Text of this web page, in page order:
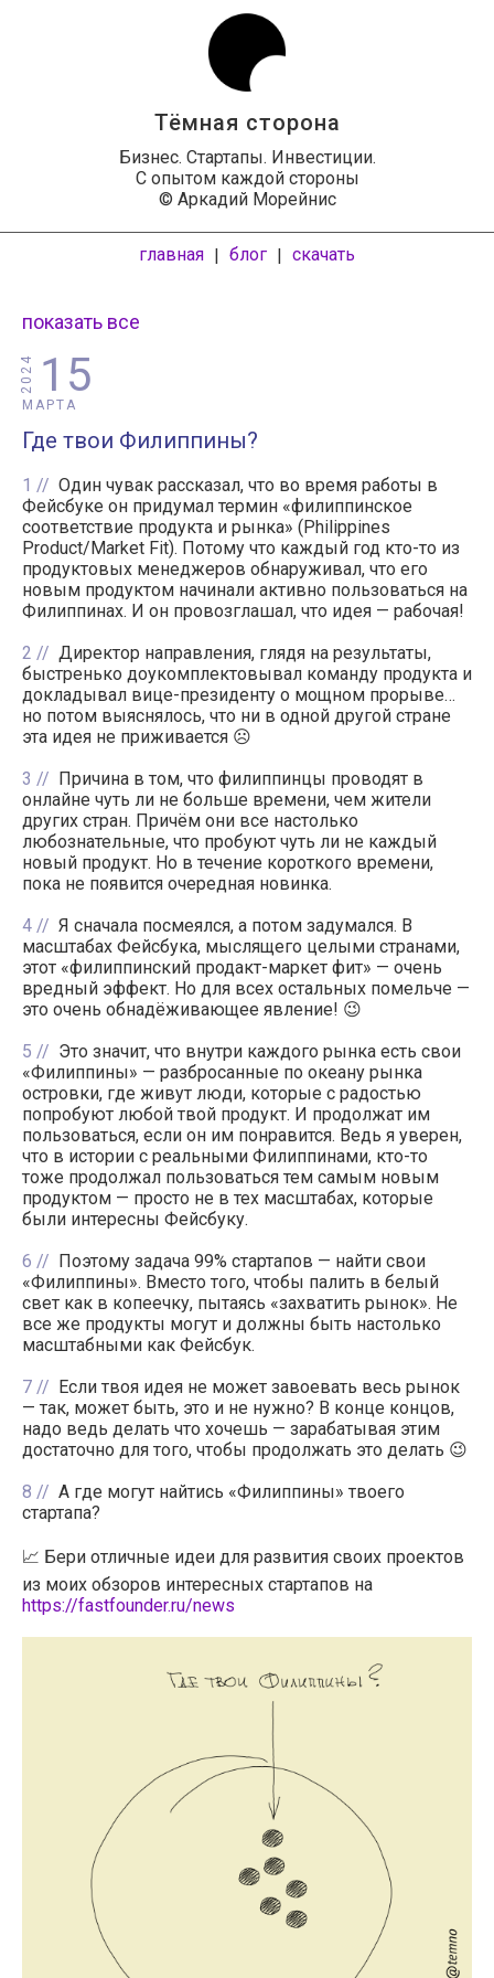
Тёмная сторона
Бизнес. Стартапы. Инвестиции.
С опытом каждой стороны
© Аркадий Морейнис
главная | блог | скачать
показать все
15
МАРТА
2024
Где твои Филиппины?
1
Один чувак рассказал, что во время работы в
Фейсбуке он придумал термин «филиппинское
соответствие продукта и рынка» (Philippines
Product/Market Fit). Потому что каждый год кто-то из
продуктовых менеджеров обнаруживал, что его
новым продуктом начинали активно пользоваться на
Филиппинах. И он провозглашал, что идея — рабочая!
2
Директор направления, глядя на результаты,
быстренько доукомплектовывал команду продукта и
докладывал вице-президенту о мощном прорыве…
но потом выяснялось, что ни в одной другой стране
эта идея не приживается ☹️
3
Причина в том, что филиппинцы проводят в
онлайне чуть ли не больше времени, чем жители
других стран. Причём они все настолько
любознательные, что пробуют чуть ли не каждый
новый продукт. Но в течение короткого времени,
пока не появится очередная новинка.
4
Я сначала посмеялся, а потом задумался. В
масштабах Фейсбука, мыслящего целыми странами,
этот «филиппинский продакт-маркет фит» — очень
вредный эффект. Но для всех остальных помельче —
это очень обнадёживающее явление! 😉
5
Это значит, что внутри каждого рынка есть свои
«Филиппины» — разбросанные по океану рынка
островки, где живут люди, которые с радостью
попробуют любой твой продукт. И продолжат им
пользоваться, если он им понравится. Ведь я уверен,
что в истории с реальными Филиппинами, кто-то
тоже продолжал пользоваться тем самым новым
продуктом — просто не в тех масштабах, которые
были интересны Фейсбуку.
6
Поэтому задача 99% стартапов — найти свои
«Филиппины». Вместо того, чтобы палить в белый
свет как в копеечку, пытаясь «захватить рынок». Не
все же продукты могут и должны быть настолько
масштабными как Фейсбук.
7
Если твоя идея не может завоевать весь рынок
— так, может быть, это и не нужно? В конце концов,
надо ведь делать что хочешь — зарабатывая этим
достаточно для того, чтобы продолжать это делать 😉
8
А где могут найтись «Филиппины» твоего
стартапа?
📈 Бери отличные идеи для развития своих проектов
из моих обзоров интересных стартапов на
https://fastfounder.ru/news